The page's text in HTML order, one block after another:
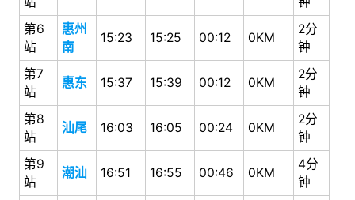
第6
站
惠州
南
15:23 15:25 00:12 0KM
2分
钟
第7
站
惠东 15:37 15:39 00:12 0KM
2分
钟
第8
站
汕尾 16:03 16:05 00:24 0KM
2分
钟
第9
站
潮汕 16:51 16:55 00:46 0KM
4分
钟